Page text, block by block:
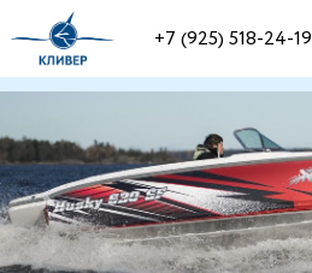
+7 (925) 518-24-19